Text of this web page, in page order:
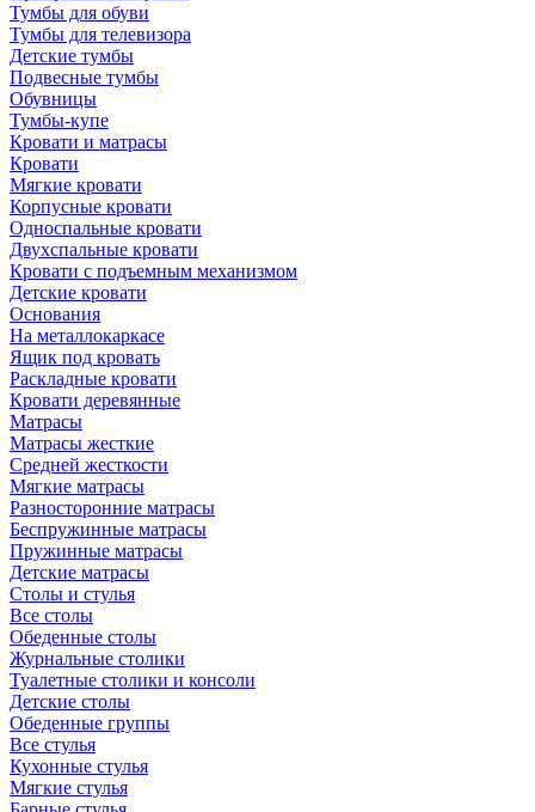
Тумбы для обуви
Тумбы для телевизора
Детские тумбы
Подвесные тумбы
Обувницы
Тумбы-купе
Кровати и матрасы
Кровати
Мягкие кровати
Корпусные кровати
Односпальные кровати
Двухспальные кровати
Кровати с подъемным механизмом
Детские кровати
Основания
На металлокаркасе
Ящик под кровать
Раскладные кровати
Кровати деревянные
Матрасы
Матрасы жесткие
Средней жесткости
Мягкие матрасы
Разносторонние матрасы
Беспружинные матрасы
Пружинные матрасы
Детские матрасы
Столы и стулья
Все столы
Обеденные столы
Журнальные столики
Туалетные столики и консоли
Детские столы
Обеденные группы
Все стулья
Кухонные стулья
Мягкие стулья